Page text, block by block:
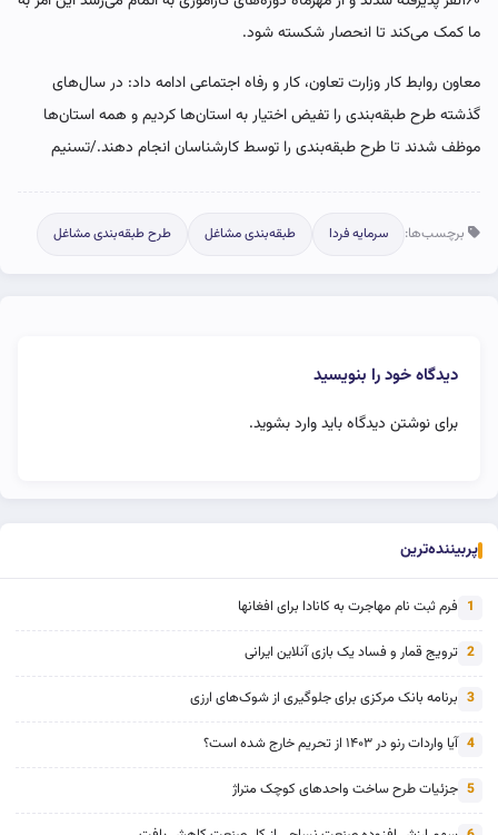
ما کمک می‌کند تا انحصار شکسته شود.
معاون روابط کار وزارت تعاون، کار و رفاه اجتماعی ادامه داد: در سال‌های
گذشته طرح طبقه‌بندی را تفیض اختیار به استان‌ها کردیم و همه استان‌ها
موظف شدند تا طرح طبقه‌بندی را توسط کارشناسان انجام دهند./تسنیم
برچسب‌ها: سرمایه فردا طبقه‌بندی مشاغل طرح طبقه‌بندی مشاغل
دیدگاه خود را بنویسید
برای نوشتن دیدگاه بایدوارد بشوید.
پربیننده‌ترین
1 فرم ثبت نام مهاجرت به کانادا برای افغانها
2 ترویج قمار و فساد یک بازی آنلاین ایرانی
3 برنامه بانک مرکزی برای جلوگیری از شوک‌های ارزی
4 آیا واردات رنو در ۱۴۰۳ از تحریم خارج شده است؟
5 جزئیات طرح ساخت واحدهای کوچک متراژ